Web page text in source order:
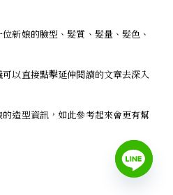
新娘的臉型、髮質、髮量、髮色、
以直接點擊延伸閱讀的文章去深入
造型資訊，如此參考起來會更有幫